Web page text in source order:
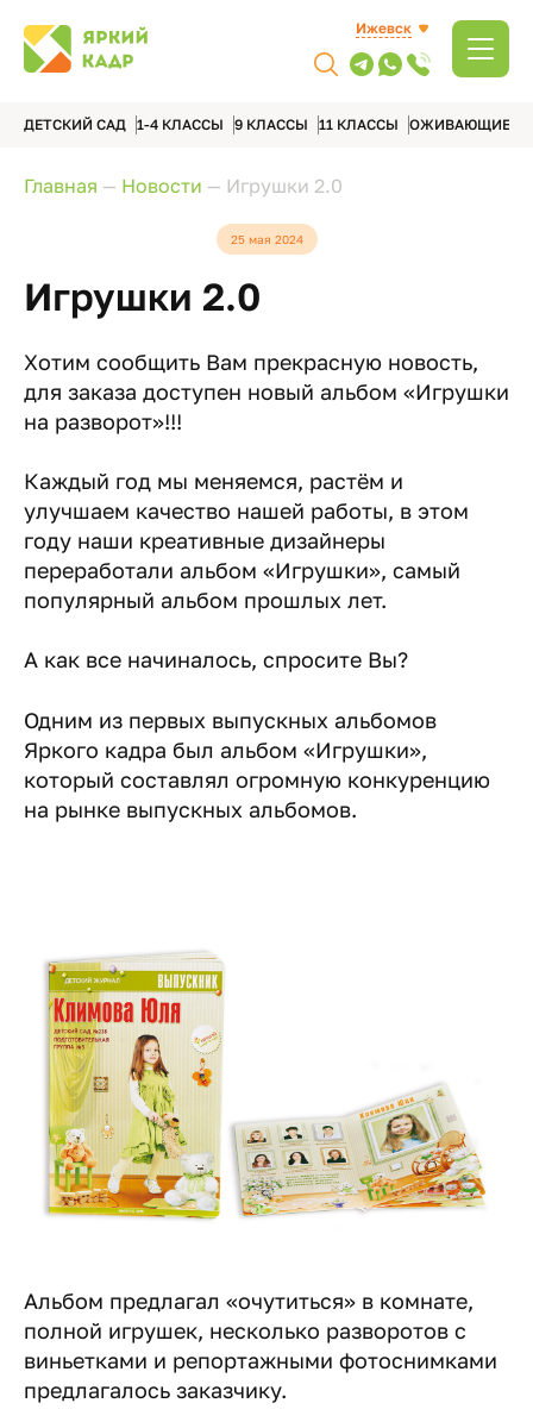
Ижевск
ДЕТСКИЙ САД 1-4 КЛАССЫ 9 КЛАССЫ 11 КЛАССЫ ОЖИВАЮЩИЕ
Главная — Новости — Игрушки 2.0
25 мая 2024
Игрушки 2.0
Хотим сообщить Вам прекрасную новость,
для заказа доступен новый альбом «Игрушки
на разворот»!!!
Каждый год мы меняемся, растём и
улучшаем качество нашей работы, в этом
году наши креативные дизайнеры
переработали альбом «Игрушки», самый
популярный альбом прошлых лет.
А как все начиналось, спросите Вы?
Одним из первых выпускных альбомов
Яркого кадра был альбом «Игрушки»,
который составлял огромную конкуренцию
на рынке выпускных альбомов.
Альбом предлагал «очутиться» в комнате,
полной игрушек, несколько разворотов с
виньетками и репортажными фотоснимками
предлагалось заказчику.